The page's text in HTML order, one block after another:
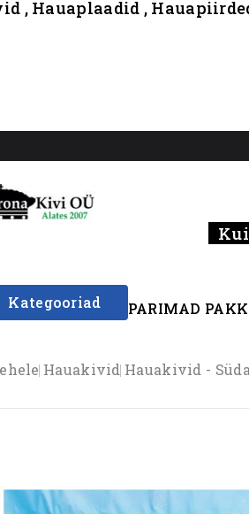
, Hauaplaadid ,
Kategooriad PARIMAD
Hauakivid Hauakivid -